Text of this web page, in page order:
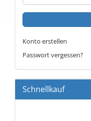
Konto erstellen
Passwort vergessen?
Schnellkauf